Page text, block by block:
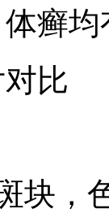
癣
比
块，